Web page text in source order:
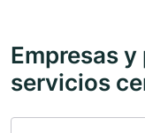
Empresas
servicios